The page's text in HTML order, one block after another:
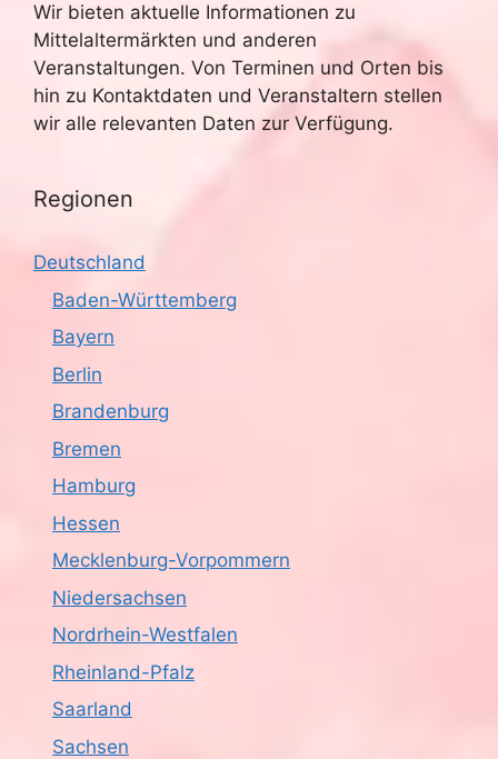
Wir bieten aktuelle Informationen zu
Mittelaltermärkten und anderen
Veranstaltungen. Von Terminen und Orten bis
hin zu Kontaktdaten und Veranstaltern stellen
wir alle relevanten Daten zur Verfügung.
Regionen
Deutschland
Baden-Württemberg
Bayern
Berlin
Brandenburg
Bremen
Hamburg
Hessen
Mecklenburg-Vorpommern
Niedersachsen
Nordrhein-Westfalen
Rheinland-Pfalz
Saarland
Sachsen